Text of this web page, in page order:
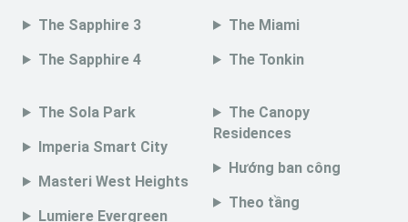
The Sapphire 3
The Sapphire 4
The Miami
The Tonkin
The Sola Park
Imperia Smart City
Masteri West Heights
Lumiere Evergreen
The Canopy
Residences
Hướng ban công
Theo tầng